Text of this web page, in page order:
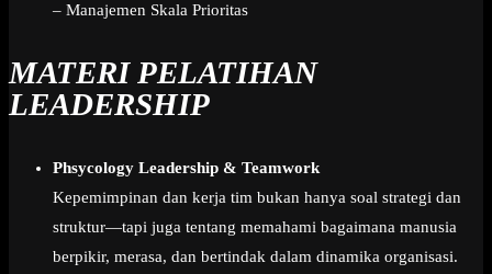
– Manajemen Skala Prioritas
MATERI PELATIHAN
LEADERSHIP
Phsycology Leadership & Teamwork
Kepemimpinan dan kerja tim bukan hanya soal strategi dan
struktur—tapi juga tentang memahami bagaimana manusia
berpikir, merasa, dan bertindak dalam dinamika organisasi.